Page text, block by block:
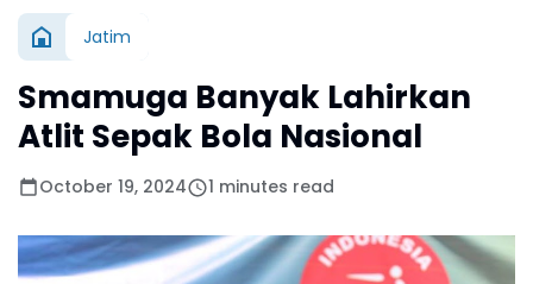
Jatim
Smamuga Banyak Lahirkan
Atlit Sepak Bola Nasional
October 19, 2024 1 minutes read